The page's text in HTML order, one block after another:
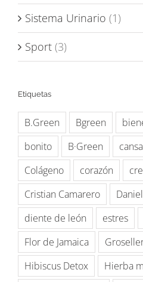
Sistema Urinario (1)
Sport (3)
Etiquetas
B.Green Bgreen
bonito
B·Green
Colágeno
corazón
Cristian Camarero
diente de león
estres
Flor de Jamaica
Hibiscus Detox
Hierba